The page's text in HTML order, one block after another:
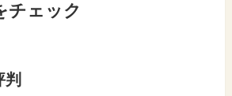
チェック